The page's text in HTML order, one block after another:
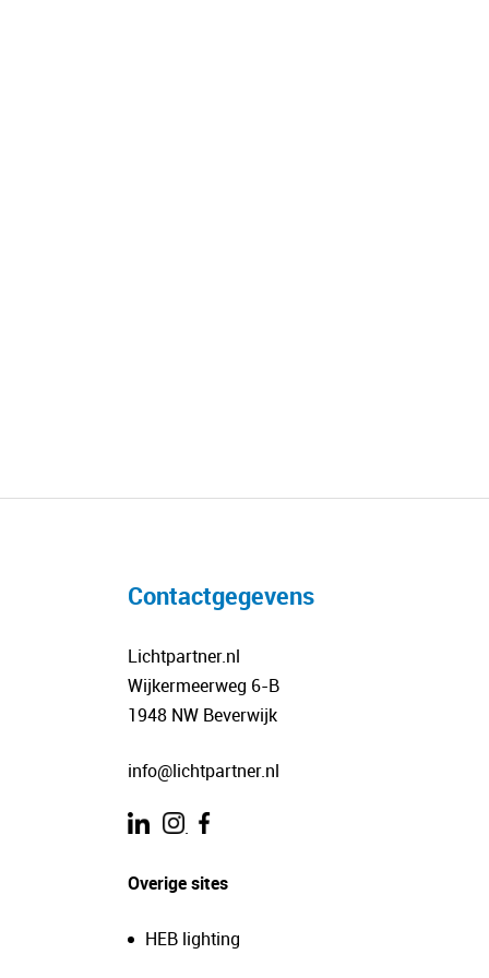
Contactgegevens
Lichtpartner.nl
Wijkermeerweg 6-B
1948 NW Beverwijk
info@lichtpartner.nl
.
Overige sites
HEB lighting